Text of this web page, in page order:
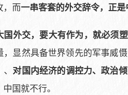
，而一串客套的外交辞令，正是
国外交，要大有作为，就必须
，显然具备世界领先的军事威
对国内经济的调控力、政治
中国就不行。